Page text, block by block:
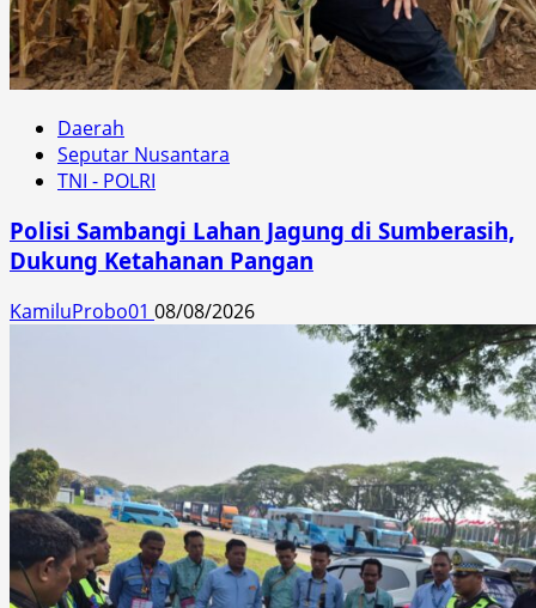
Daerah
Seputar Nusantara
TNI - POLRI
Polisi Sambangi Lahan Jagung di Sumberasih,
Dukung Ketahanan Pangan
KamiluProbo01 08/08/2026